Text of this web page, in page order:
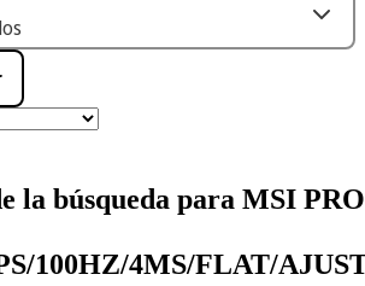
la búsqueda para MSI PRO
100HZ/4MS/FLAT/